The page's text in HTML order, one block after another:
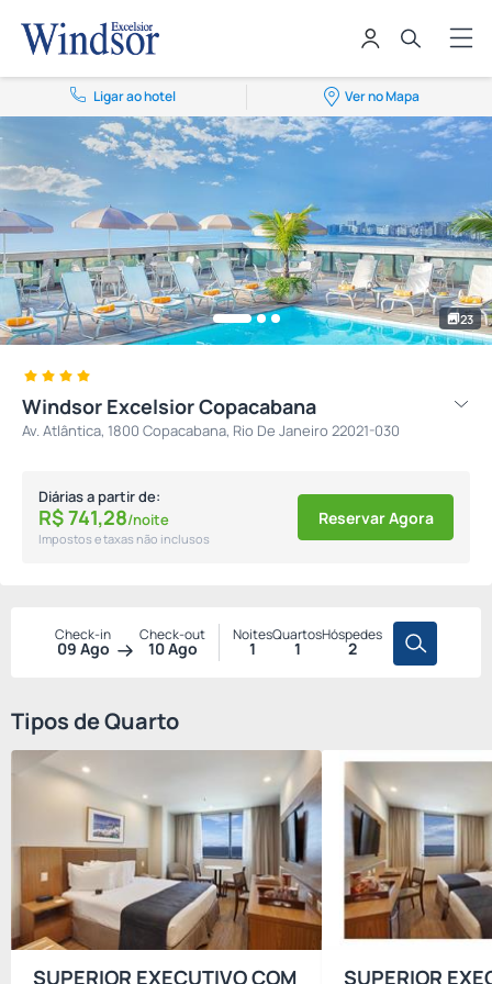
Ligar ao hotel Ver no Mapa
23
Windsor Excelsior Copacabana
Av. Atlântica, 1800 Copacabana, Rio De Janeiro 22021-030
Diárias a partir de:
R$741,28/noite
Impostos e taxas não inclusos
Reservar Agora
Check-in
09 Ago
Check-out
10 Ago
Noites
1
Quartos
1
Hóspedes
2
Tipos de Quarto
SUPERIOR EXECUTIVO COM SUPERIOR